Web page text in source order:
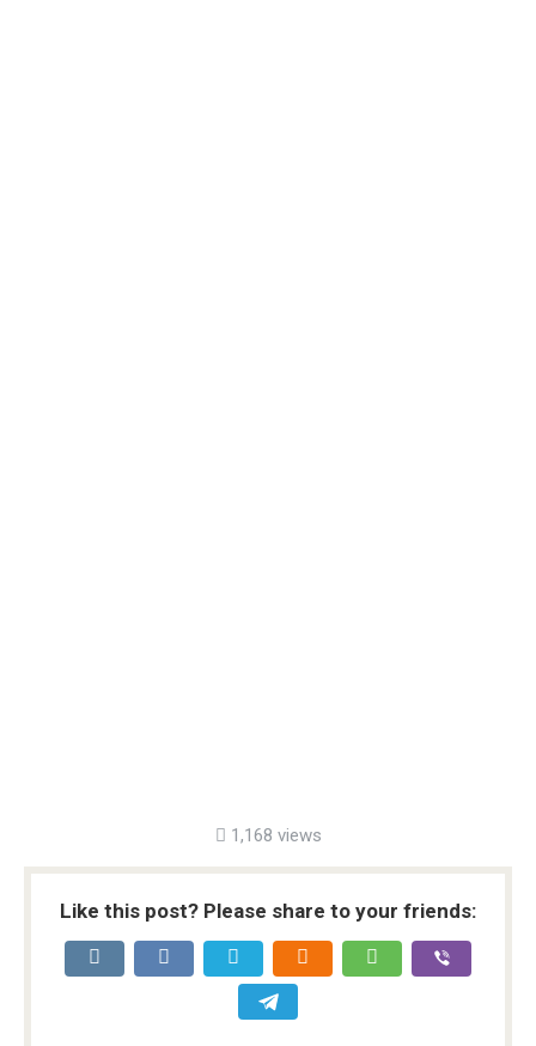
1,168 views
Like this post? Please share to your friends: